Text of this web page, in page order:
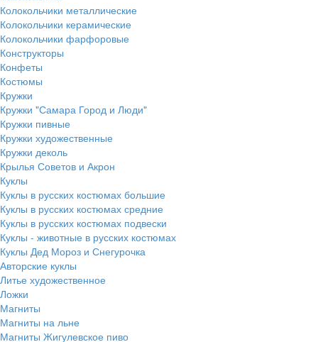
Колокольчики металлические
Колокольчики керамические
Колокольчики фарфоровые
Конструкторы
Конфеты
Костюмы
Кружки
Кружки "Самара Город и Люди"
Кружки пивные
Кружки художественные
Кружки деколь
Крылья Советов и Акрон
Куклы
Куклы в русских костюмах большие
Куклы в русских костюмах средние
Куклы в русских костюмах подвески
Куклы - животные в русских костюмах
Куклы Дед Мороз и Снегурочка
Авторские куклы
Литье художественное
Ложки
Магниты
Магниты на льне
Магниты Жигулевское пиво